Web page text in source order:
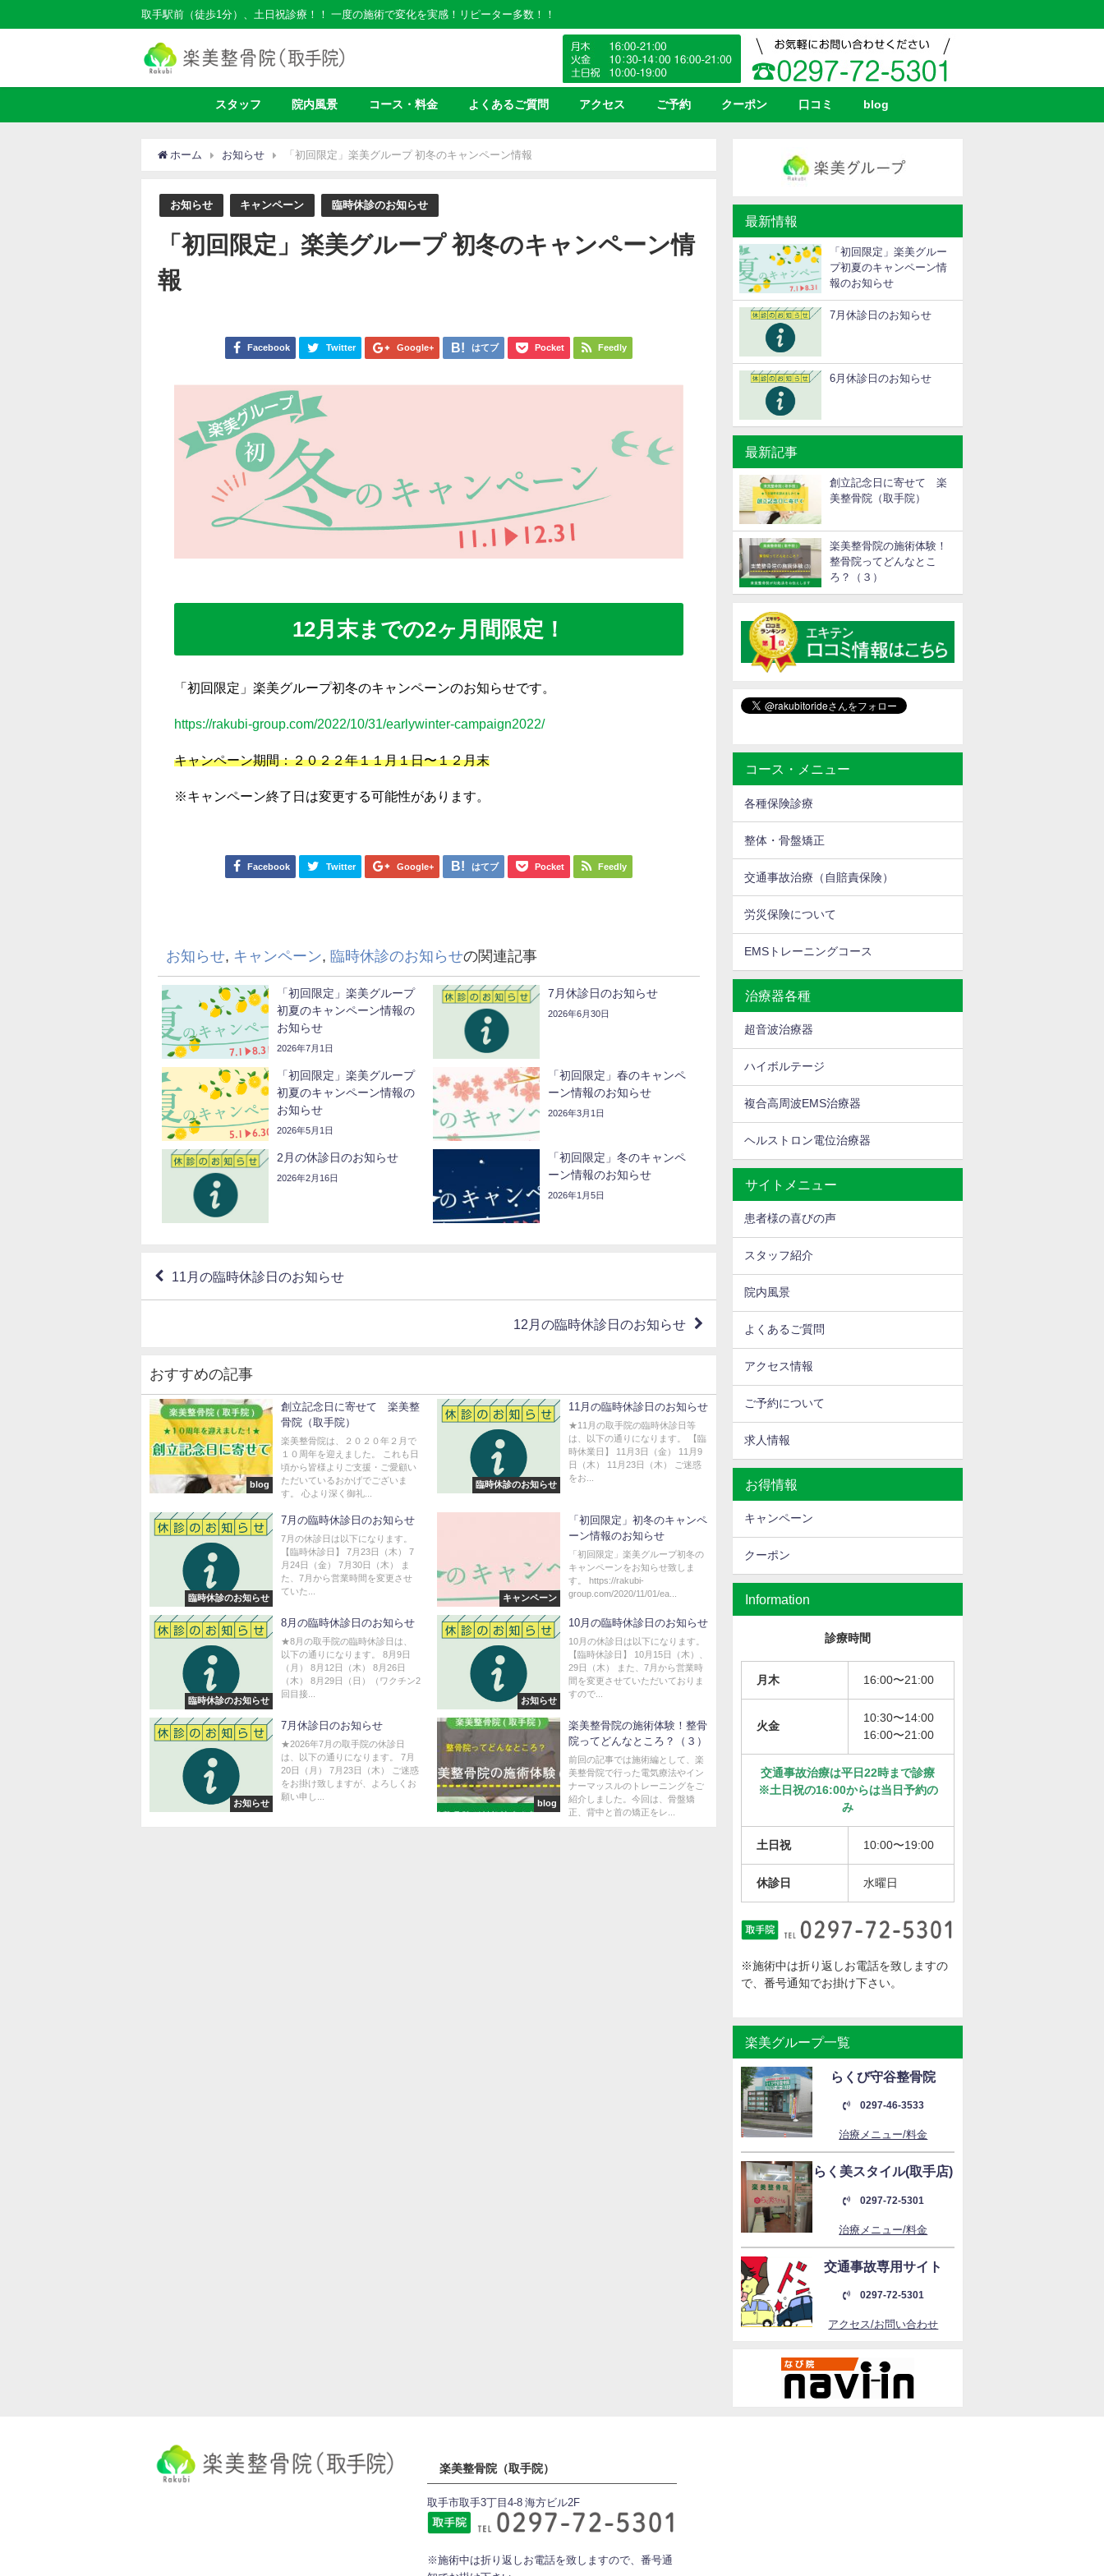
取手駅前（徒歩1分）、土日祝診療！！ 一度の施術で変化を実感！リピーター多数！！
スタッフ 院内風景 コース・料金 よくあるご質問 アクセス ご予約 クーポン 口コミ blog
ホーム お知らせ 「初回限定」楽美グループ 初冬のキャンペーン情報
お知らせ キャンペーン 臨時休診のお知らせ
「初回限定」楽美グループ 初冬のキャンペーン情
報
Facebook Twitter Google+ はてブ Pocket Feedly
12月末までの2ヶ月間限定！
「初回限定」楽美グループ初冬のキャンペーンのお知らせです。
https://rakubi-group.com/2022/10/31/earlywinter-campaign2022/
キャンペーン期間：２０２２年１１月１日〜１２月末
※キャンペーン終了日は変更する可能性があります。
Facebook Twitter Google+ はてブ Pocket Feedly
お知らせ, キャンペーン, 臨時休診のお知らせの関連記事
「初回限定」楽美グループ
初夏のキャンペーン情報の
お知らせ
2026年7月1日
7月休診日のお知らせ
2026年6月30日
「初回限定」楽美グループ
初夏のキャンペーン情報の
お知らせ
2026年5月1日
「初回限定」春のキャンペ
ーン情報のお知らせ
2026年3月1日
2月の休診日のお知らせ
2026年2月16日
「初回限定」冬のキャンペ
ーン情報のお知らせ
2026年1月5日
11月の臨時休診日のお知らせ
12月の臨時休診日のお知らせ
おすすめの記事
blog
創立記念日に寄せて 楽美整
骨院（取手院）
楽美整骨院は、２０２０年２月で
１０周年を迎えました。 これも日
頃から皆様よりご支援・ご愛顧い
ただいているおかげでございま
す。 心より深く御礼...
臨時休診のお知らせ
11月の臨時休診日のお知らせ
★11月の取手院の臨時休診日等
は、以下の通りになります。 【臨
時休業日】 11月3日（金） 11月9
日（木） 11月23日（木） ご迷惑
をお...
臨時休診のお知らせ
7月の臨時休診日のお知らせ
7月の休診日は以下になります。
【臨時休診日】 7月23日（木） 7
月24日（金） 7月30日（木） ま
た、7月から営業時間を変更させ
ていた...
キャンペーン
「初回限定」初冬のキャンペ
ーン情報のお知らせ
「初回限定」楽美グループ初冬の
キャンペーンをお知らせ致しま
す。 https://rakubi-
group.com/2020/11/01/ea...
臨時休診のお知らせ
8月の臨時休診日のお知らせ
★8月の取手院の臨時休診日は、
以下の通りになります。 8月9日
（月） 8月12日（木） 8月26日
（木） 8月29日（日）（ワクチン2
回目接...
お知らせ
10月の臨時休診日のお知らせ
10月の休診日は以下になります。
【臨時休診日】 10月15日（木）、
29日（木） また、7月から営業時
間を変更させていただいておりま
すので...
お知らせ
7月休診日のお知らせ
★2026年7月の取手院の休診日
は、以下の通りになります。 7月
20日（月） 7月23日（木） ご迷惑
をお掛け致しますが、よろしくお
願い申し...
blog
楽美整骨院の施術体験！整骨
院ってどんなところ？（３）
前回の記事では施術編として、楽
美整骨院で行った電気療法やイン
ナーマッスルのトレーニングをご
紹介しました。今回は、骨盤矯
正、背中と首の矯正をレ...
最新情報
「初回限定」楽美グルー
プ初夏のキャンペーン情
報のお知らせ
7月休診日のお知らせ
6月休診日のお知らせ
最新記事
創立記念日に寄せて 楽
美整骨院（取手院）
楽美整骨院の施術体験！
整骨院ってどんなとこ
ろ？（３）
コース・メニュー
各種保険診療
整体・骨盤矯正
交通事故治療（自賠責保険）
労災保険について
EMSトレーニングコース
治療器各種
超音波治療器
ハイボルテージ
複合高周波EMS治療器
ヘルストロン電位治療器
サイトメニュー
患者様の喜びの声
スタッフ紹介
院内風景
よくあるご質問
アクセス情報
ご予約について
求人情報
お得情報
キャンペーン
クーポン
Information
診療時間
月木 16:00〜21:00
火金
10:30〜14:00
16:00〜21:00
交通事故治療は平日22時まで診療
※土日祝の16:00からは当日予約の
み
土日祝 10:00〜19:00
休診日 水曜日
※施術中は折り返しお電話を致しますの
で、番号通知でお掛け下さい。
楽美グループ一覧
らくび守谷整骨院
0297-46-3533
治療メニュー/料金
らく美スタイル(取手店)
0297-72-5301
治療メニュー/料金
交通事故専用サイト
0297-72-5301
アクセス/お問い合わせ
楽美整骨院（取手院）
取手市取手3丁目4-8 海方ビル2F
※施術中は折り返しお電話を致しますので、番号通